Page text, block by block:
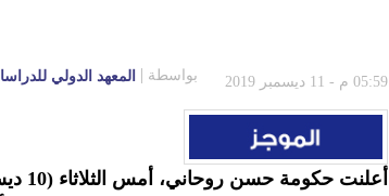
05:59 م - 11 ديسمبر 2019 بواسطة المعهد الدولي